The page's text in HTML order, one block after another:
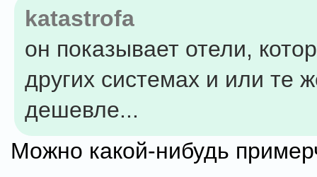
katastrofa
он показывает отели,
других системах и или те
дешевле...
Можно какой-нибудь